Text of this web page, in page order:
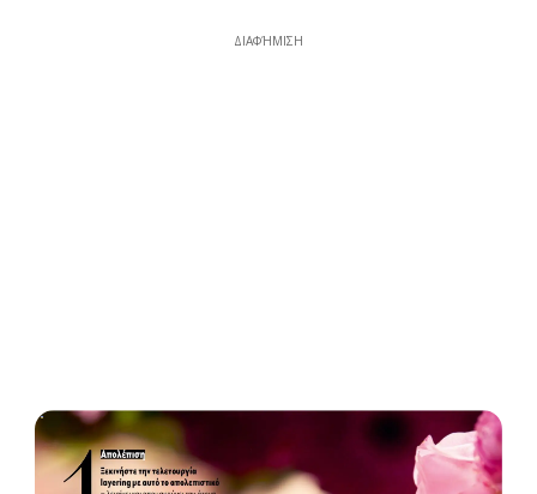
ΔΙΑΦΉΜΙΣΗ